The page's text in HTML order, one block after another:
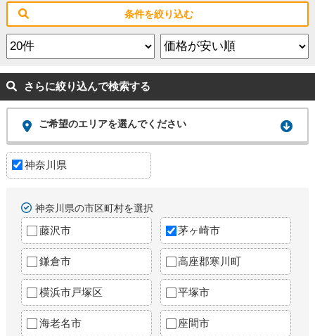
条件を絞り込む
さらに絞り込んで検索する
ご希望のエリアを選んでください
神奈川県
神奈川県の市区町村を選択
藤沢市 茅ヶ崎市
鎌倉市 高座郡寒川町
横浜市戸塚区 平塚市
海老名市 座間市